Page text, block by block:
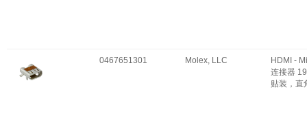
0467651301 Molex, LLC
HDMI -
连接器
贴装，直